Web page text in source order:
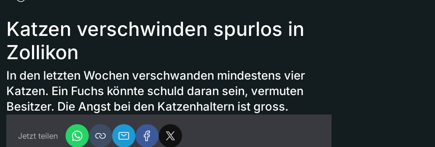
Katzen verschwinden spurlos in
Zollikon
In den letzten Wochen verschwanden mindestens vier
Katzen. Ein Fuchs könnte schuld daran sein, vermuten
Besitzer. Die Angst bei den Katzenhaltern ist gross.
Jetzt teilen